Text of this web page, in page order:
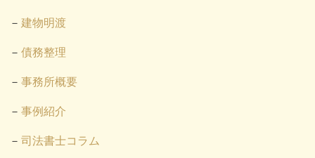
建物明渡
債務整理
事務所概要
事例紹介
司法書士コラム